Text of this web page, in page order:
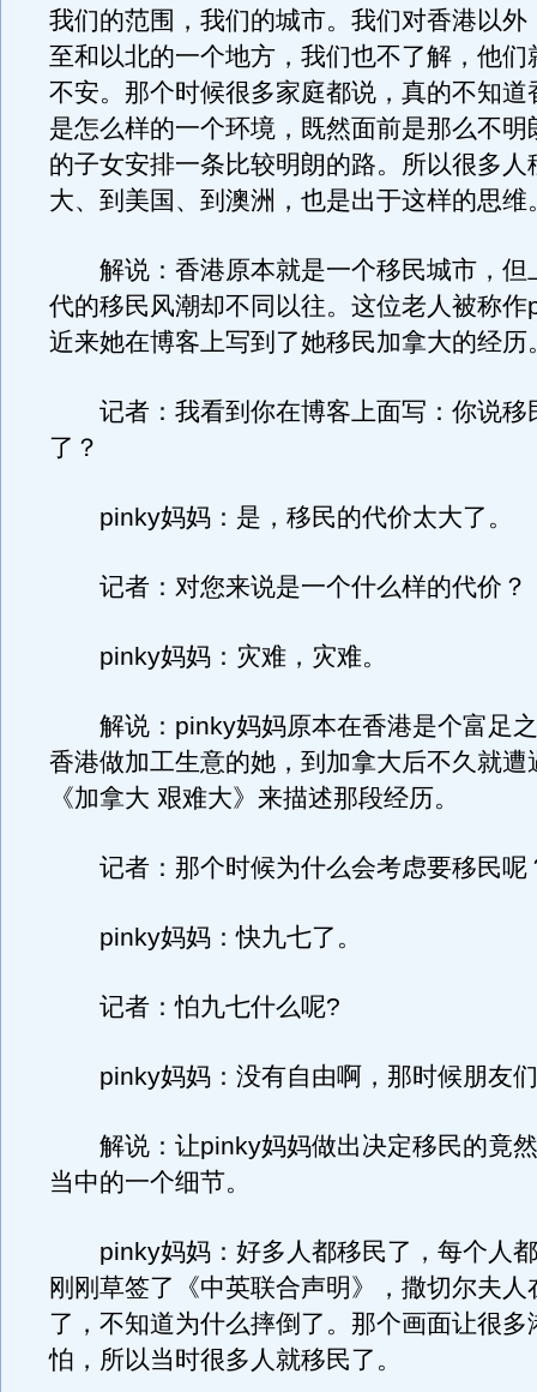
我们的范围，我们的城市。我们对香港以外
至和以北的一个地方，我们也不了解，他们
不安。那个时候很多家庭都说，真的不知道
是怎么样的一个环境，既然面前是那么不明
的子女安排一条比较明朗的路。所以很多人
大、到美国、到澳洲，也是出于这样的思维
解说：香港原本就是一个移民城市，但
代的移民风潮却不同以往。这位老人被称
近来她在博客上写到了她移民加拿大的经历
记者：我看到你在博客上面写：你说移
了？
pinky妈妈：是，移民的代价太大了。
记者：对您来说是一个什么样的代价？
pinky妈妈：灾难，灾难。
解说：pinky妈妈原本在香港是个富足
香港做加工生意的她，到加拿大后不久就遭
《加拿大 艰难大》来描述那段经历。
记者：那个时候为什么会考虑要移民呢
pinky妈妈：快九七了。
记者：怕九七什么呢?
pinky妈妈：没有自由啊，那时候朋友
解说：让pinky妈妈做出决定移民的竟
当中的一个细节。
pinky妈妈：好多人都移民了，每个人
刚刚草签了《中英联合声明》，撒切尔夫人
了，不知道为什么摔倒了。那个画面让很多
怕，所以当时很多人就移民了。